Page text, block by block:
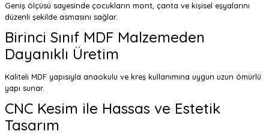
Geniş ölçüsü sayesinde çocukların mont, çanta ve kişisel eşyalarını
düzenli şekilde asmasını sağlar.
Birinci Sınıf MDF Malzemeden
Dayanıklı Üretim
Kaliteli MDF yapısıyla anaokulu ve kreş kullanımına uygun uzun ömürlü
yapı sunar.
CNC Kesim ile Hassas ve Estetik
Tasarım